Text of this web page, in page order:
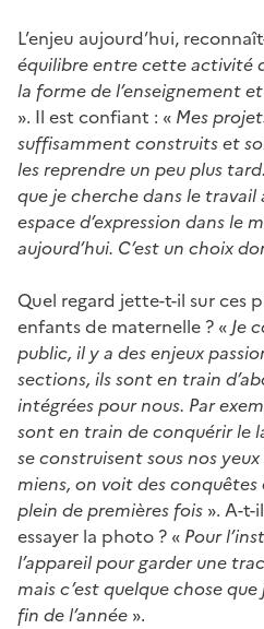
L’enjeu aujourd’hui,
équilibre entre cette activité
la forme de l’enseignement
». Il est confiant : « Mes
suffisamment construits et
les reprendre un peu plus
que je cherche dans le
espace d’expression dans le
aujourd’hui. C’est un choix
Quel regard jette-t-il sur ces
enfants de maternelle ? « Je
public, il y a des enjeux
sections, ils sont en train
intégrées pour nous. Par
sont en train de conquérir le
se construisent sous nos yeux
miens, on voit des conquêtes
plein de premières fois ». A-t-
essayer la photo ? « Pour
l’appareil pour garder une
mais c’est quelque chose que
fin de l’année ».